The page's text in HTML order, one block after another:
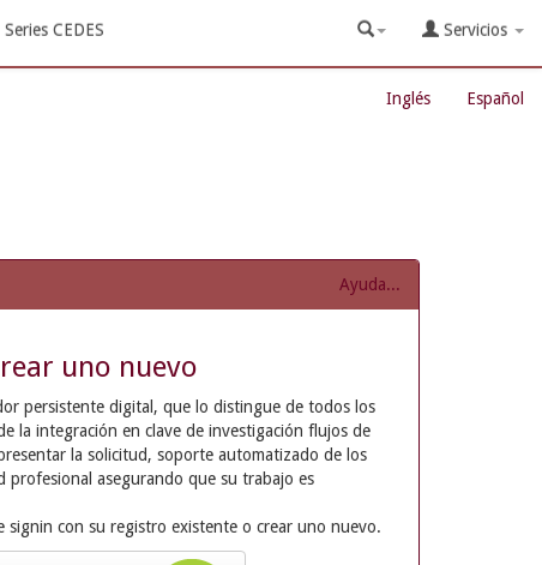
Series CEDES Servicios
Inglés Español
Ayuda...
uno nuevo
persistente digital, que lo distingue de todos los
la integración en clave de investigación flujos de
la solicitud, soporte automatizado de los
profesional asegurando que su trabajo es
signin con su registro existente o crear uno nuevo.